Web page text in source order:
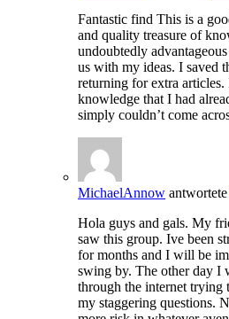
Fantastic find This is a
and quality treasure of
undoubtedly
us with my ideas. I saved
returning for extra
knowledge that I had
simply couldn’t come
MichaelAnnow antwortete
Hola guys and gals. My
saw this group. Ive been
for months and I will be
swing by. The other day I
through the internet trying
my staggering questions.